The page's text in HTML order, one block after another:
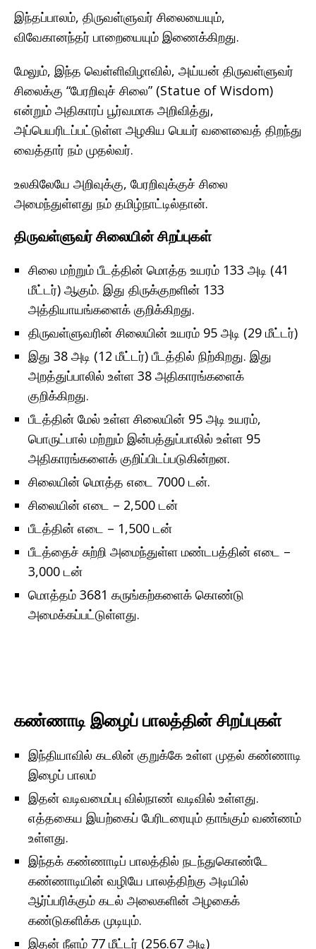
இந்தப்பாலம், திருவள்ளுவர் சிலையையும்,
விவேகானந்தர் பாறையையும் இணைக்கிறது.
மேலும், இந்த வெள்ளிவிழாவில், அய்யன் திருவள்ளுவர்
சிலைக்கு “பேரறிவுச் சிலை” (Statue of Wisdom)
என்றும் அதிகாரப் பூர்வமாக அறிவித்து,
அப்பெயரிடப்பட்டுள்ள அழகிய பெயர் வளைவைத் திறந்து
வைத்தார் நம் முதல்வர்.
உலகிலேயே அறிவுக்கு, பேரறிவுக்குச் சிலை
அமைந்துள்ளது நம் தமிழ்நாட்டில்தான்.
திருவள்ளுவர் சிலையின் சிறப்புகள்
சிலை மற்றும் பீடத்தின் மொத்த உயரம் 133 அடி (41
மீட்டர்) ஆகும். இது திருக்குறளின் 133
அத்தியாயங்களைக் குறிக்கிறது.
திருவள்ளுவரின் சிலையின் உயரம் 95 அடி (29 மீட்டர்)
இது 38 அடி (12 மீட்டர்) பீடத்தில் நிற்கிறது. இது
அறத்துப்பாலில் உள்ள 38 அதிகாரங்களைக்
குறிக்கிறது.
பீடத்தின் மேல் உள்ள சிலையின் 95 அடி உயரம்,
பொருட்பால் மற்றும் இன்பத்துப்பாலில் உள்ள 95
அதிகாரங்களைக் குறிப்பிடப்படுகின்றன.
சிலையின் மொத்த எடை 7000 டன்.
சிலையின் எடை – 2,500 டன்
பீடத்தின் எடை – 1,500 டன்
பீடத்தைச் சுற்றி அமைந்துள்ள மண்டபத்தின் எடை –
3,000 டன்
மொத்தம் 3681 கருங்கற்களைக் கொண்டு
அமைக்கப்பட்டுள்ளது.
கண்ணாடி இழைப் பாலத்தின் சிறப்புகள்
இந்தியாவில் கடலின் குறுக்கே உள்ள முதல் கண்ணாடி
இழைப் பாலம்
இதன் வடிவமைப்பு வில்நாண் வடிவில் உள்ளது.
எத்தகைய இயற்கைப் பேரிடரையும் தாங்கும் வண்ணம்
உள்ளது.
இந்தக் கண்ணாடிப் பாலத்தில் நடந்துகொண்டே
கண்ணாடியின் வழியே பாலத்திற்கு அடியில்
ஆர்ப்பரிக்கும் கடல் அலைகளின் அழகைக்
கண்டுகளிக்க முடியும்.
இதன் நீளம் 77 மீட்டர் (256.67 அடி)